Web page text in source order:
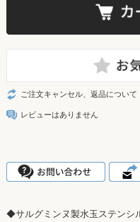
ご注文キャンセル、返品について
レビューはありません
◆サルグミンヌ製水玉ステンシ